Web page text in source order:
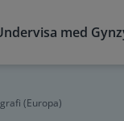
med
(Europa)